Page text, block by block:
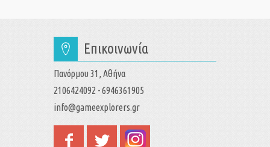
Επικοινωνία
Πανόρμου 31, Αθήνα
2106424092 - 6946361905
info@gameexplorers.gr